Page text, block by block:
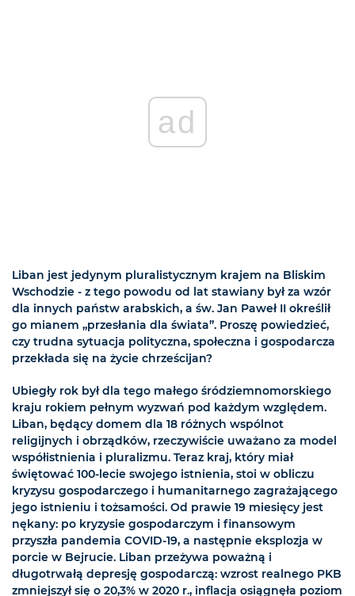
ad
Liban jest jedynym pluralistycznym krajem na Bliskim
Wschodzie - z tego powodu od lat stawiany był za wzór
dla innych państw arabskich, a św. Jan Paweł II określił
go mianem „przesłania dla świata”. Proszę powiedzieć,
czy trudna sytuacja polityczna, społeczna i gospodarcza
przekłada się na życie chrześcijan?
Ubiegły rok był dla tego małego śródziemnomorskiego
kraju rokiem pełnym wyzwań pod każdym względem.
Liban, będący domem dla 18 różnych wspólnot
religijnych i obrządków, rzeczywiście uważano za model
współistnienia i pluralizmu. Teraz kraj, który miał
świętować 100-lecie swojego istnienia, stoi w obliczu
kryzysu gospodarczego i humanitarnego zagrażającego
jego istnieniu i tożsamości. Od prawie 19 miesięcy jest
nękany: po kryzysie gospodarczym i finansowym
przyszła pandemia COVID-19, a następnie eksplozja w
porcie w Bejrucie. Liban przeżywa poważną i
długotrwałą depresję gospodarczą: wzrost realnego PKB
zmniejszył się o 20,3% w 2020 r., inflacja osiągnęła poziom